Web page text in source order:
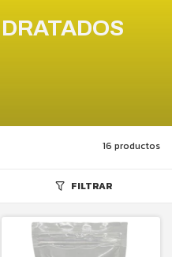
16 productos
FILTRAR